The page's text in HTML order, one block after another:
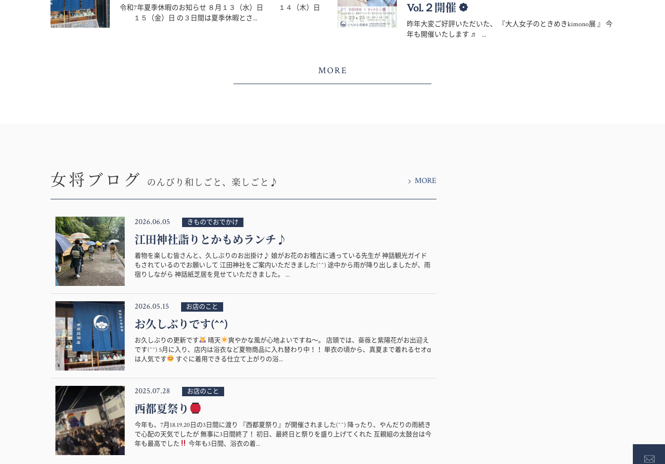
令和7年夏季休暇のお知らせ ８月１３（水）日 １４（木）日
１５（金）日 の３日間は夏季休暇とさ...
Vol.２開催 ❁
昨年大変ご好評いただいた、 『大人女子のときめきkimono展 』 今
年も開催いたします ♬ ...
MORE
女将ブログ のんびり和しごと、楽しごと♪ MORE
2026.06.05 きものでおでかけ
江田神社詣りとかもめランチ♪
着物を楽しむ皆さんと、久しぶりのお出掛け♪ 娘がお花のお稽古に通っている先生が 神話観光ガイド
もされているのでお願いして 江田神社をご案内いただきました(^^) 途中から雨が降り出しましたが、雨
宿りしながら 神話紙芝居を見せていただきました。 ...
2026.05.15 お店のこと
お久しぶりです(^^)
お久しぶりの更新です 晴天
爽やかな風が心地よいですね〜。 店頭では、薔薇と紫陽花がお出迎え
です(^^) 5月に入り、店内は浴衣など夏物商品に入れ替わり中！！ 単衣の頃から、真夏まで着れるセオα
は人気です
すぐに着用できる仕立て上がりの浴...
2025.07.28 お店のこと
西都夏祭り
今年も、7月18.19.20日の3日間に渡り 『西都夏祭り』が開催されました(^^) 降ったり、やんだりの雨続き
で心配の天気でしたが 無事に3日間終了！ 初日、最終日と祭りを盛り上げてくれた 互親組の太鼓台は今
年も最高でした
今年も3日間、浴衣の着...